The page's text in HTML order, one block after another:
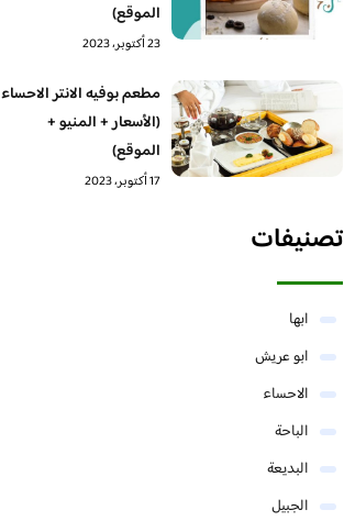
الموقع)
23 أكتوبر، 2023
مطعم بوفيه الانتر الاحساء
(الأسعار + المنيو +
الموقع)
17 أكتوبر، 2023
تصنيفات
ابها
ابو عريش
الاحساء
الباحة
البديعة
الجبيل